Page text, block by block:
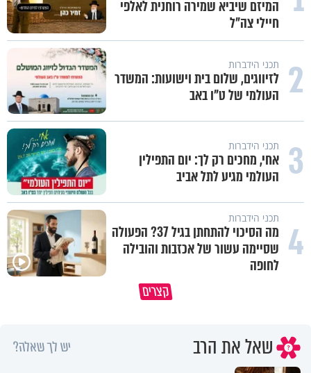
המיזם שיביא שמירה רוחנית לאלפי
חיילי צה"ל
2 תכני הידברות
לזיווגים, שלום בית וישועות: המשדר
העולמי של ט"ו באב
3 תכני הידברות
אחי, מחכים רק לך: יום התפילין
העולמי מגיע לתל אביב
4 תכני הידברות
מה הסיכוי להתחתן בגיל 37? הפעולה
שסיימה עשור של אכזבות והובילה
לחופה
קצריםהאם ראוי לקיים מצוות מתוך הרגל?
שאל את הרב יש לך שאלה?